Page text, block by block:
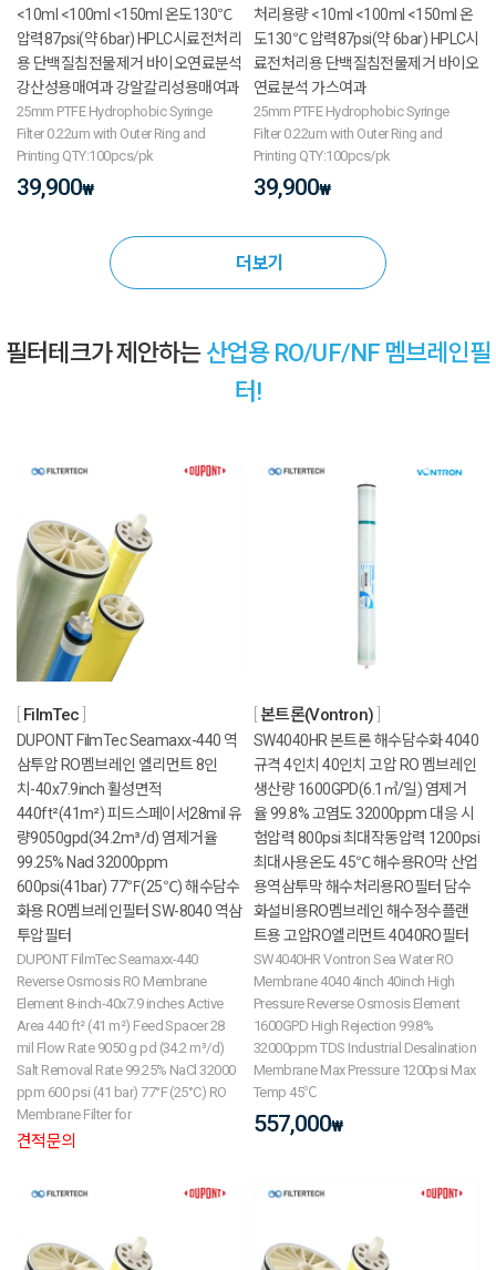
<10ml <100ml <150ml 온도130℃
압력87psi(약 6bar) HPLC시료전처리
용 단백질침전물제거 바이오연료분석
강산성용매여과 강알칼리성용매여과
25mm PTFE Hydrophobic Syringe
Filter 0.22um with Outer Ring and
Printing QTY:100pcs/pk
39,900₩
처리용량 <10ml <100ml <150ml 온
도130℃ 압력87psi(약 6bar) HPLC시
료전처리용 단백질침전물제거 바이오
연료분석 가스여과
25mm PTFE Hydrophobic Syringe
Filter 0.22um with Outer Ring and
Printing QTY:100pcs/pk
39,900₩
더보기
필터테크가 제안하는 산업용 RO/UF/NF 멤브레인필
터!
FilmTec
DUPONT FilmTec Seamaxx-440 역
삼투압 RO멤브레인 엘리먼트 8인
치-40x7.9inch 활성면적
440ft²(41m²) 피드스페이서28mil 유
량9050gpd(34.2m³/d) 염제거율
99.25% Nacl 32000ppm
600psi(41bar) 77℉(25℃) 해수담수
화용 RO멤브레인필터 SW-8040 역삼
투압필터
DUPONT FilmTec Seamaxx-440
Reverse Osmosis RO Membrane
Element 8-inch-40x7.9 inches Active
Area 440 ft² (41 m²) Feed Spacer 28
mil Flow Rate 9050 g pd (34.2 m³/d)
Salt Removal Rate 99.25% NaCl 32000
ppm 600 psi (41 bar) 77°F (25°C) RO
Membrane Filter for
견적문의
본트론(Vontron)
SW4040HR 본트론 해수담수화 4040
규격 4인치 40인치 고압 RO 멤브레인
생산량 1600GPD(6.1㎥/일) 염제거
율 99.8% 고염도 32000ppm 대응 시
험압력 800psi 최대작동압력 1200psi
최대사용온도 45℃ 해수용RO막 산업
용역삼투막 해수처리용RO필터 담수
화설비용RO멤브레인 해수정수플랜
트용 고압RO엘리먼트 4040RO필터
SW4040HR Vontron Sea Water RO
Membrane 4040 4inch 40inch High
Pressure Reverse Osmosis Element
1600GPD High Rejection 99.8%
32000ppm TDS Industrial Desalination
Membrane Max Pressure 1200psi Max
Temp 45℃
557,000₩